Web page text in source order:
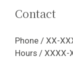
Contact
Phone / XX-
Hours / XXXX-